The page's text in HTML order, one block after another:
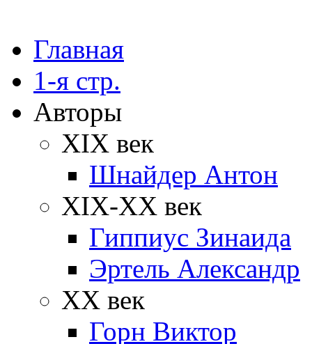
Главная
1-я стр.
Авторы
XIX век
Шнайдер Антон
XIX-XX век
Гиппиус Зинаида
Эртель Александр
XX век
Горн Виктор